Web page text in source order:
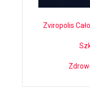
Zviropolis